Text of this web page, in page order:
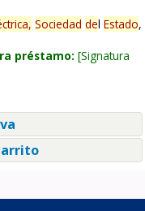
Sociedad del Estado,
préstamo: Signatura